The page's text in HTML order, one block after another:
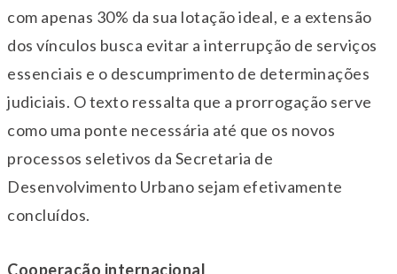
com apenas 30% da sua lotação ideal, e a extensão
dos vínculos busca evitar a interrupção de serviços
essenciais e o descumprimento de determinações
judiciais. O texto ressalta que a prorrogação serve
como uma ponte necessária até que os novos
processos seletivos da Secretaria de
Desenvolvimento Urbano sejam efetivamente
concluídos.
Cooperação internacional